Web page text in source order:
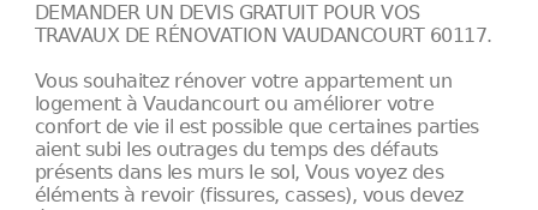
DEMANDER UN DEVIS GRATUIT POUR VOS
TRAVAUX DE RÉNOVATION VAUDANCOURT 60117.
Vous souhaitez rénover votre appartement un
logement à Vaudancourt ou améliorer votre
confort de vie il est possible que certaines parties
aient subi les outrages du temps des défauts
présents dans les murs le sol, Vous voyez des
éléments à revoir (fissures, casses), vous devez